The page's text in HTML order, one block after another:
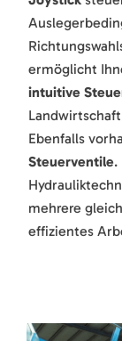
ermöglicht
intuitive
Ebenfalls
Steuerventile.
mehrere
effizientes